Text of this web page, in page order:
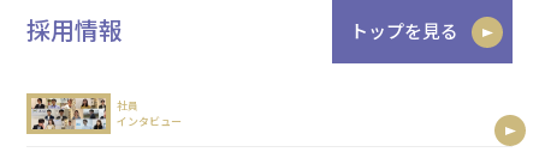
採用情報 トップを見る
社員
インタビュー